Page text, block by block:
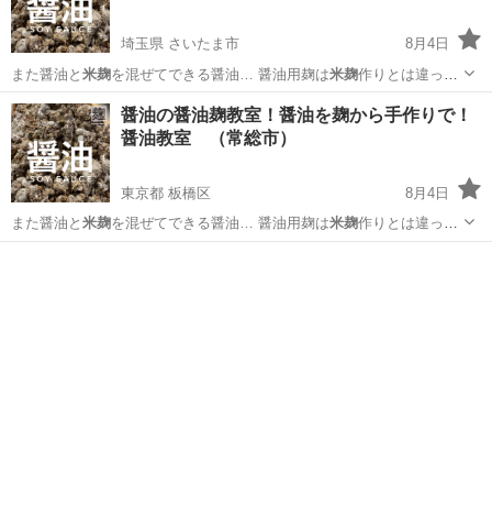
埼玉県 さいたま市
8月4日
また醤油と 米麹 を混ぜてできる醤油… 醤油用麹は米麹作りとは違って
材料… 醤油用麹ができれば米麹も納豆も可能です。… 度を超えないよ
うに米麹 を切り返しをして温… ＃醤油 ＃米麹 ＃麦麹 ＃醤油麹…
埼玉 さいたま市 生活知識 醤油麹
醤油の醤油麹教室！醤油を麹から手作りで！
醤油教室 （常総市）
東京都 板橋区
8月4日
また醤油と 米麹 を混ぜてできる醤油… 醤油用麹は米麹作りとは違って
材料… 醤油用麹ができれば米麹も納豆も可能です。… 度を超えないよ